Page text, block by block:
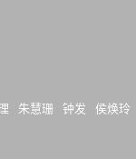
朱慧珊 钟发 侯焕玲